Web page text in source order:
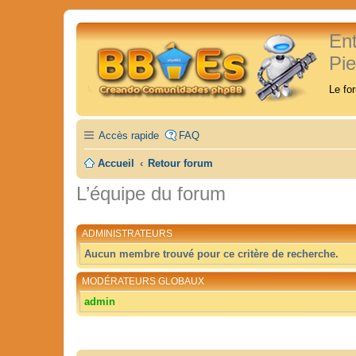
Le
Accès rapide FAQ
Accueil Retour forum
L’équipe du forum
ADMINISTRATEURS
Aucun membre trouvé pour ce critère de recherche.
MODÉRATEURS GLOBAUX
admin